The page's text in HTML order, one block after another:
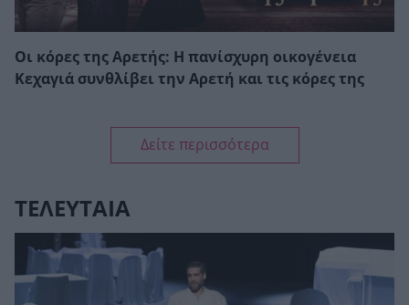
Οι κόρες της Αρετής: Η πανίσχυρη οικογένεια
Κεχαγιά συνθλίβει την Αρετή και τις κόρες της
Δείτε περισσότερα
ΤΕΛΕΥΤΑΙΑ